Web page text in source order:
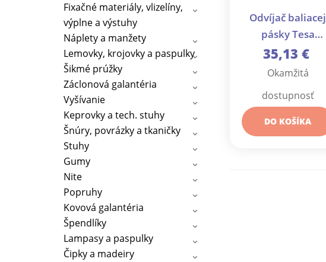
Fixačné materiály, vlizelíny,
výplne a výstuhy
Náplety a manžety
Lemovky, krojovky a paspulky
Šikmé prúžky
Záclonová galantéria
Vyšívanie
Keprovky a tech. stuhy
Šnúry, povrázky a tkaničky
Stuhy
Gumy
Nite
Popruhy
Kovová galantéria
Špendlíky
Lampasy a paspulky
Čipky a madeiry
Odvíjač baliacej
pásky Tesa
Economy s 1
páskou - 1 ks
35,13 €
Okamžitá
dostupnosť
DO KOŠÍKA